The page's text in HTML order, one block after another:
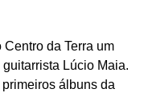
da Terra um
Lúcio Maia.
álbuns da